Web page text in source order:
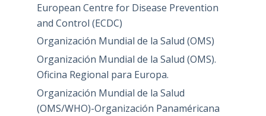
European Centre for Disease Prevention
and Control (ECDC)
Organización Mundial de la Salud (OMS)
Organización Mundial de la Salud (OMS).
Oficina Regional para Europa.
Organización Mundial de la Salud
(OMS/WHO)-Organización Panaméricana